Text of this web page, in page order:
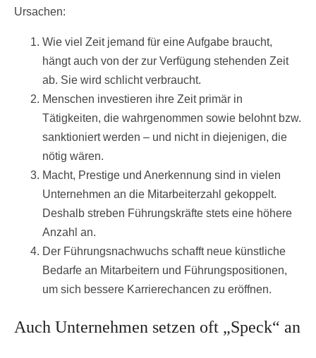
Ursachen:
Wie viel Zeit jemand für eine Aufgabe braucht,
hängt auch von der zur Verfügung stehenden Zeit
ab. Sie wird schlicht verbraucht.
Menschen investieren ihre Zeit primär in
Tätigkeiten, die wahrgenommen sowie belohnt bzw.
sanktioniert werden – und nicht in diejenigen, die
nötig wären.
Macht, Prestige und Anerkennung sind in vielen
Unternehmen an die Mitarbeiterzahl gekoppelt.
Deshalb streben Führungskräfte stets eine höhere
Anzahl an.
Der Führungsnachwuchs schafft neue künstliche
Bedarfe an Mitarbeitern und Führungspositionen,
um sich bessere Karrierechancen zu eröffnen.
Auch Unternehmen setzen oft „Speck“ an